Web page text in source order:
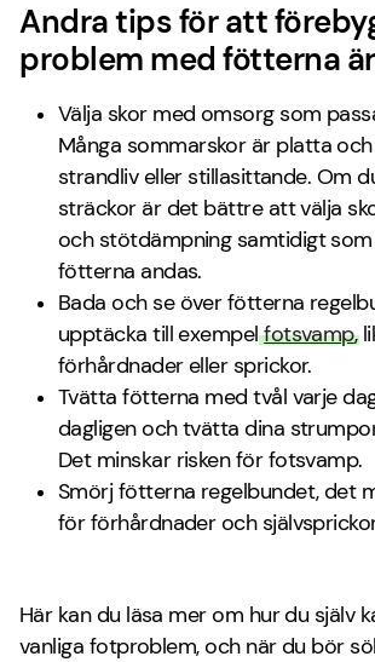
Andra tips för att
problem med fötterna
Välja skor med omsorg som
Många sommarskor är platta
strandliv eller stillasittande. Om
sträckor är det bättre att välja
och stötdämpning samtidigt
fötterna andas.
Bada och se över fötterna
upptäcka till exempelfotsvamp,
förhårdnader eller sprickor.
Tvätta fötterna med tvål varje
dagligen och tvätta dina
Det minskar risken för fotsvamp.
Smörj fötterna regelbundet, det
för förhårdnader och
Här kan du läsa mer om hur du själv
vanliga fotproblem, och när du bör